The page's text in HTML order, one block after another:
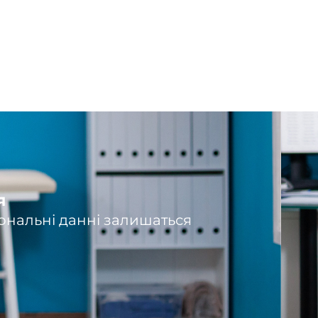
данні залишаться